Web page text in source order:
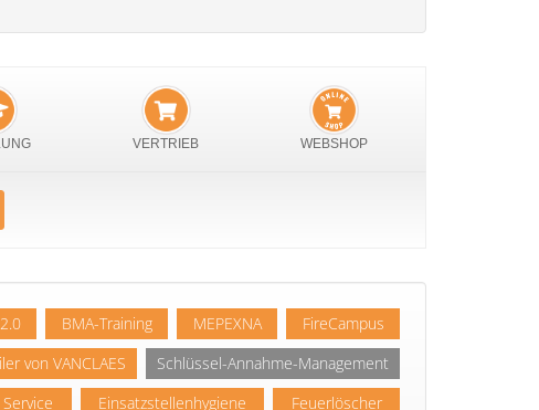
VERTRIEB WEBSHOP
BMA-Training MEPEXNA
FireCampus
von VANCLAES
Schlüssel-Annahme-Management
Service Einsatzstellenhygiene
Feuerlöscher